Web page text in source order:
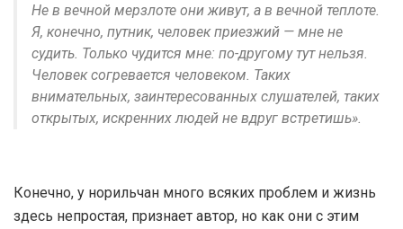
Не в вечной мерзлоте они живут, а в вечной теплоте.
Я, конечно, путник, человек приезжий — мне не
судить. Только чудится мне: по-другому тут нельзя.
Человек согревается человеком. Таких
внимательных, заинтересованных слушателей, таких
открытых, искренних людей не вдруг встретишь».
Конечно, у норильчан много всяких проблем и жизнь
здесь непростая, признает автор, но как они с этим